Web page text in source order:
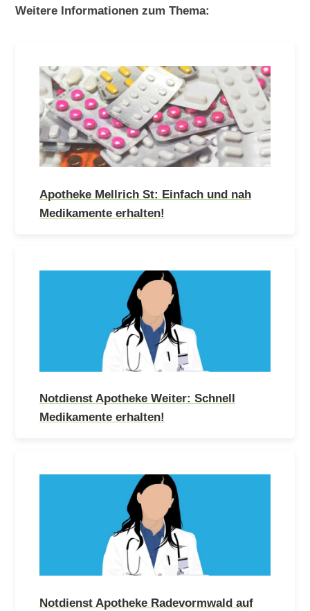
Weitere Informationen zum Thema:
Apotheke Mellrich St: Einfach und nah
Medikamente erhalten!
Notdienst Apotheke Weiter: Schnell
Medikamente erhalten!
Notdienst Apotheke Radevormwald auf